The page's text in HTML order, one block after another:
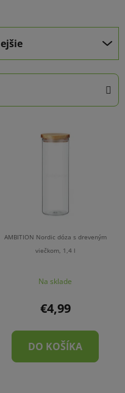
AMBITION Nordic dóza s dreveným
viečkom, 1,4 l
Na sklade
€4,99
DO KOŠÍKA